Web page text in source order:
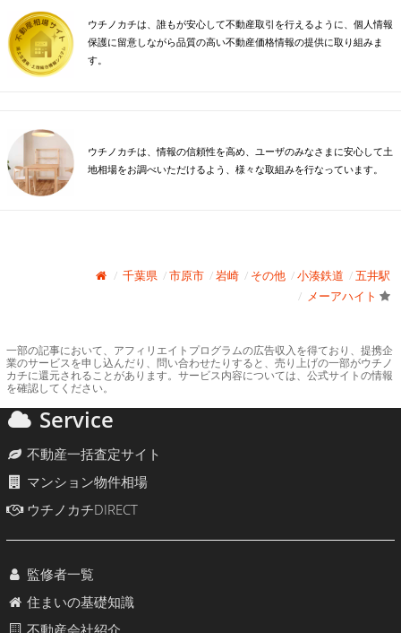
ウチノカチは、誰もが安心して不動産取引を行えるように、個人情報
保護に留意しながら品質の高い不動産価格情報の提供に取り組みま
す。
ウチノカチは、情報の信頼性を高め、ユーザのみなさまに安心して土
地相場をお調べいただけるよう、様々な取組みを行なっています。
千葉県 市原市 岩崎 その他 小湊鉄道
五井駅
メーアハイト
一部の記事において、アフィリエイトプログラムの広告収入を得ており、提携企
業のサービスを申し込んだり、問い合わせたりすると、売り上げの一部がウチノ
カチに還元されることがあります。サービス内容については、公式サイトの情報
を確認してください。
Service
不動産一括査定サイト
マンション物件相場
ウチノカチDIRECT
監修者一覧
住まいの基礎知識